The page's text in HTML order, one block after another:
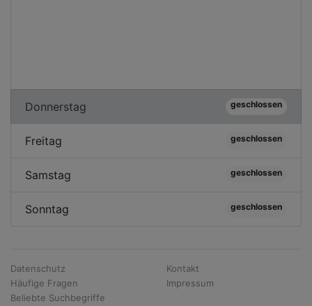
Donnerstag geschlossen
Freitag geschlossen
Samstag geschlossen
Sonntag geschlossen
Datenschutz
Häufige Fragen
Beliebte Suchbegriffe
Kontakt
Impressum